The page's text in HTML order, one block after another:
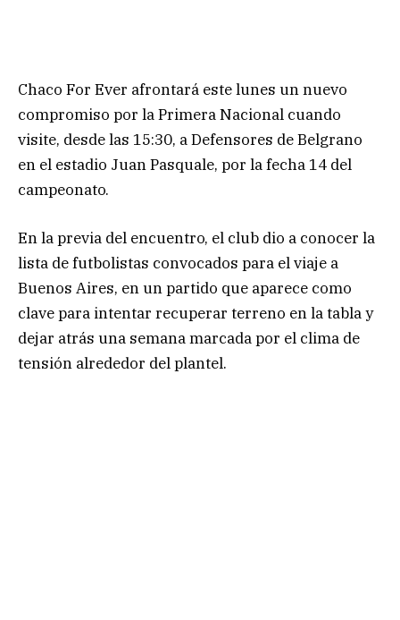
Chaco For Ever afrontará este lunes un nuevo
compromiso por la Primera Nacional cuando
visite, desde las 15:30, a Defensores de Belgrano
en el estadio Juan Pasquale, por la fecha 14 del
campeonato.
En la previa del encuentro, el club dio a conocer la
lista de futbolistas convocados para el viaje a
Buenos Aires, en un partido que aparece como
clave para intentar recuperar terreno en la tabla y
dejar atrás una semana marcada por el clima de
tensión alrededor del plantel.